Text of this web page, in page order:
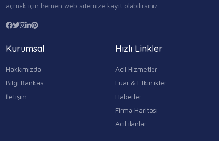
açmak için hemen web sitemize kayıt olabilirsiniz.
Kurumsal
Hakkımızda
Bilgi Bankası
İletişim
Hızlı Linkler
Acil Hizmetler
Fuar & Etkinlikler
Haberler
Firma Haritası
Acil ilanlar